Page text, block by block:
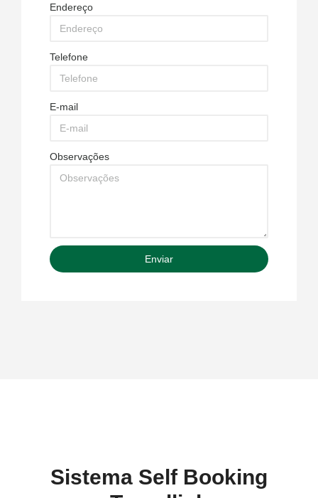
Endereço
Telefone
E-mail
Observações
Enviar
Sistema Self Booking